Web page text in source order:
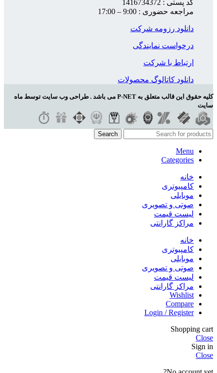
کد پستی : 1416734372
مراجعه حضوری : 9:00 – 17:00
دانلود رزومه شرکت
درخواست نمایندگی
ارتباط با شرکت
دانلود کاتالوگ محصولات
کلیه حقوق این قالب متعلق به P-NET می باشد . طراحی وب سایت توسط ماه
سایت
Search
Menu
Categories
خانه
کامپیوتری
موبایلی
صوتی و تصویری
لیست قیمت
مراکز گارانتی
خانه
کامپیوتری
موبایلی
صوتی و تصویری
لیست قیمت
مراکز گارانتی
Wishlist
Compare
Login / Register
Shopping cart
Close
Sign in
Close